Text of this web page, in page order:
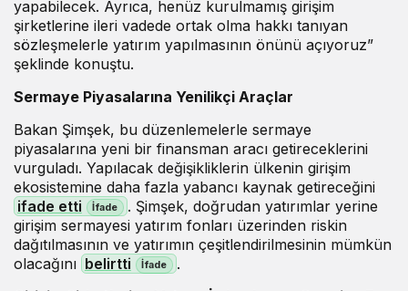
yapabilecek. Ayrıca, henüz kurulmamış girişim
şirketlerine ileri vadede ortak olma hakkı tanıyan
sözleşmelerle yatırım yapılmasının önünü açıyoruz”
şeklinde konuştu.
Sermaye Piyasalarına Yenilikçi Araçlar
Bakan Şimşek, bu düzenlemelerle sermaye
piyasalarına yeni bir finansman aracı getireceklerini
vurguladı. Yapılacak değişikliklerin ülkenin girişim
ekosistemine daha fazla yabancı kaynak getireceğini
ifade etti
. Şimşek, doğrudan yatırımlar yerine
girişim sermayesi yatırım fonları üzerinden riskin
dağıtılmasının ve yatırımın çeşitlendirilmesinin mümkün
olacağını belirtti
.